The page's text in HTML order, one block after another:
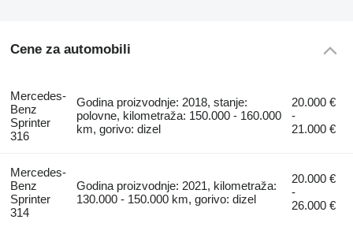
Cene za automobili
Mercedes-
Benz
Sprinter
316
Godina proizvodnje: 2018, stanje:
polovne, kilometraža: 150.000 - 160.000
km, gorivo: dizel
20.000 €
-
21.000 €
Mercedes-
Benz
Sprinter
314
Godina proizvodnje: 2021, kilometraža:
130.000 - 150.000 km, gorivo: dizel
20.000 €
-
26.000 €